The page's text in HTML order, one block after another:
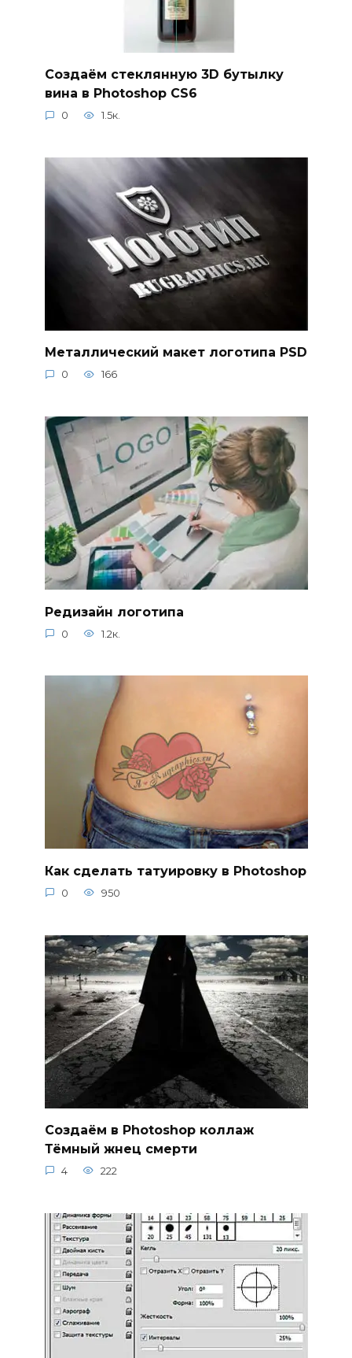
Создаём стеклянную 3D бутылку
вина в Photoshop CS6
0 1.5к.
Металлический макет логотипа PSD
0 166
Редизайн логотипа
0 1.2к.
Как сделать татуировку в Photoshop
0 950
Создаём в Photoshop коллаж
Тёмный жнец смерти
4 222